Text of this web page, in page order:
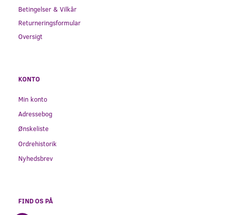
Betingelser & Vilkår
Returneringsformular
Oversigt
KONTO
Min konto
Adressebog
Ønskeliste
Ordrehistorik
Nyhedsbrev
FIND OS PÅ